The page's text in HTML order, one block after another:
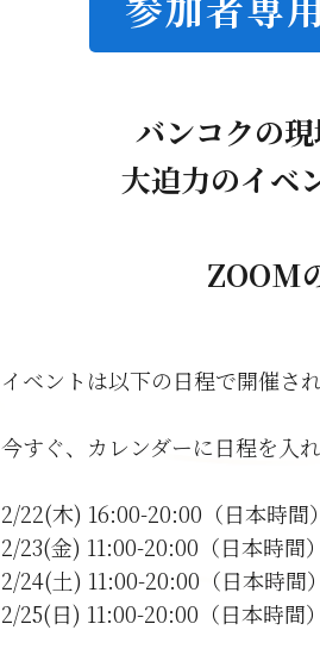
バンコクの
大迫力のイベ
ZOOM
イベントは以下の日程で開催され
今すぐ、カレンダーに日程を入れ
2/22(木) 16:00-20:00（日本時
2/23(金) 11:00-20:00（日本時
2/24(土) 11:00-20:00（日本時
2/25(日) 11:00-20:00（日本時